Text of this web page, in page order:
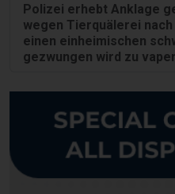
Polizei erhebt Anklage
wegen Tierquälerei
einen einheimischen
gezwungen wird zu